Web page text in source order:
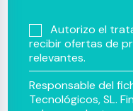
Autorizo el
recibir ofertas de
relevantes.
Responsable del
Tecnológicos, SL.